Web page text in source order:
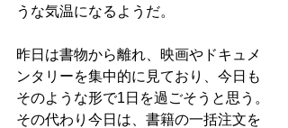
うな気温になるようだ。
昨日は書物から離れ、映画やドキュメ
ンタリーを集中的に見ており、今日も
そのような形で1日を過ごそうと思う。
その代わり今日は、書籍の一括注文を